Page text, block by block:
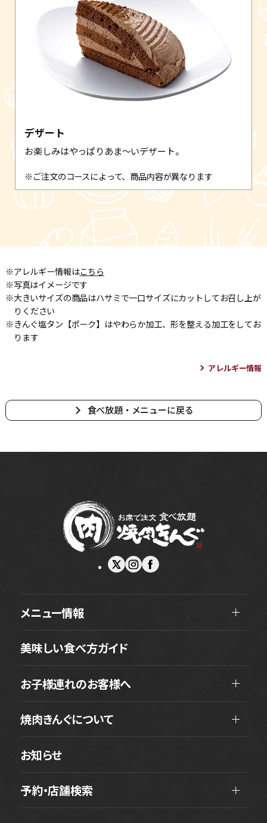
デザート
お楽しみはやっぱりあま〜いデザート。
※ご注文のコースによって、商品内容が異なります
※アレルギー情報はこちら
※写真はイメージです
※大きいサイズの商品はハサミで一口サイズにカットしてお召し上が
りください
※きんぐ塩タン【ポーク】はやわらか加工、形を整える加工をしてお
ります
アレルギー情報
食べ放題・メニューに戻る
メニュー情報
美味しい食べ方ガイド
お子様連れのお客様へ
焼肉きんぐについて
お知らせ
予約・店舗検索